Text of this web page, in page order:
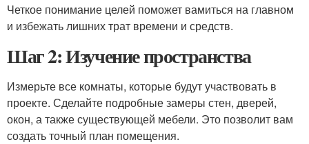
Четкое понимание целей поможет вамиться на главном
и избежать лишних трат времени и средств.
Шаг 2: Изучение пространства
Измерьте все комнаты, которые будут участвовать в
проекте. Сделайте подробные замеры стен, дверей,
окон, а также существующей мебели. Это позволит вам
создать точный план помещения.